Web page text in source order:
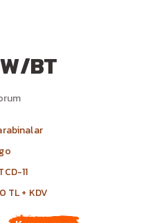
BT
11
TL + KDV